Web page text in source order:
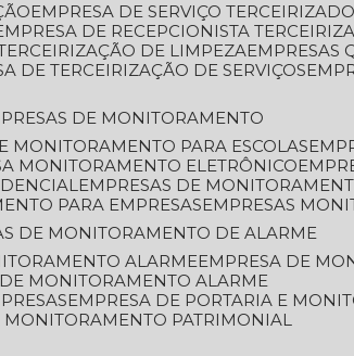
EMPRESA DE SERVIÇO TERCEIRIZADO
EMPRESA DE RECEPCIONISTA
TERCEIRIZAÇÃO DE LIMPEZA
DE TERCEIRIZAÇÃO DE SERVIÇOS
DE MONITORAMENTO
MONITORAMENTO PARA ESCOLAS
MONITORAMENTO ELETRÔNICO
EMPRESAS DE
PARA EMPRESAS
EMPRESAS
DE MONITORAMENTO DE ALARME
ALARME
EMPRESA DE
DE MONITORAMENTO ALARME
EMPRESA DE PORTARIA E
MONITORAMENTO PATRIMONIAL